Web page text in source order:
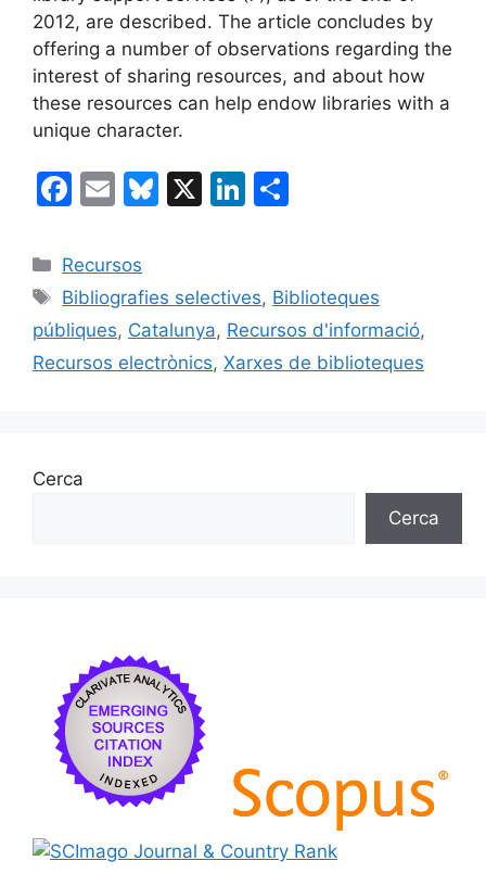
2012, are described. The article concludes by
offering a number of observations regarding the
interest of sharing resources, and about how
these resources can help endow libraries with a
unique character.
F
c
e
b
o
E
ai
l
Bl
s
k
y
X
Li
e
dI
n
p
ar
te
Categories
Recursos
Etiquetes
Bibliografies selectives, Biblioteques
públiques, Catalunya, Recursos d'informació,
Recursos electrònics, Xarxes de biblioteques
Cerca
Cerca